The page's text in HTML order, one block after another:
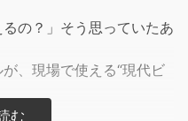
の？」そう思っていたあ
、現場で使える“現代ビ